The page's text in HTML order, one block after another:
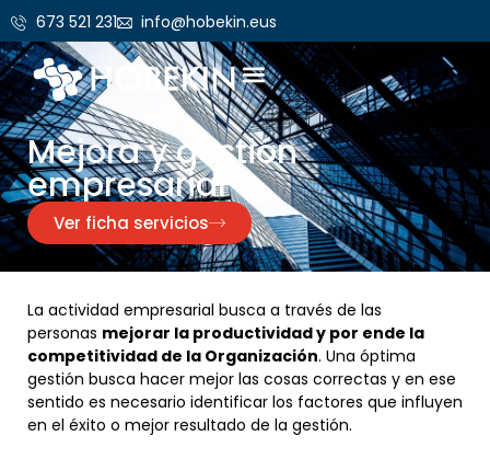
673 521 231 info@hobekin.eus
Mejora y gestión
empresarial
Ver ficha servicios
La actividad empresarial busca a través de las
personas mejorar la productividad y por ende la
competitividad de la Organización. Una óptima
gestión busca hacer mejor las cosas correctas y en ese
sentido es necesario identificar los factores que influyen
en el éxito o mejor resultado de la gestión.